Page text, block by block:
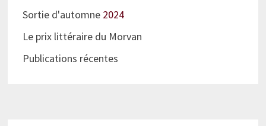
Sortie d'automne2024
Le prix littéraire du Morvan
Publications récentes